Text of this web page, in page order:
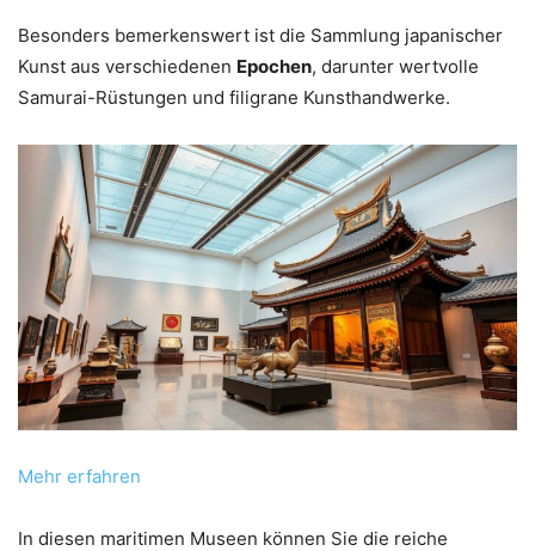
Besonders bemerkenswert ist die Sammlung japanischer
Kunst aus verschiedenen Epochen, darunter wertvolle
Samurai-Rüstungen und filigrane Kunsthandwerke.
Mehr erfahren
In diesen maritimen Museen können Sie die reiche